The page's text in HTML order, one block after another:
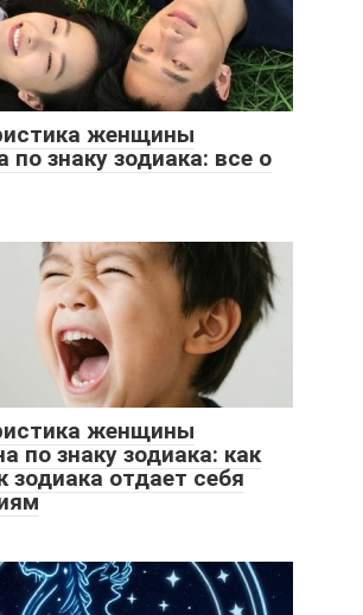
женщины
по знаку зодиака: все о
женщины
по знаку зодиака: как
зодиака отдает себя